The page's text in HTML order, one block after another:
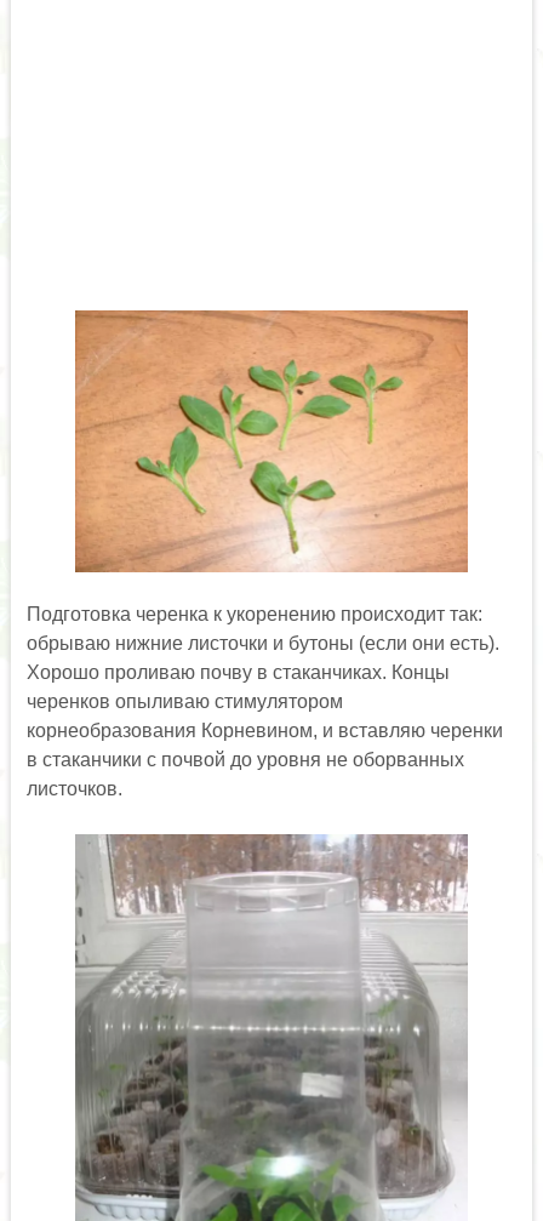
Подготовка черенка к укоренению происходит так:
обрываю нижние листочки и бутоны (если они есть).
Хорошо проливаю почву в стаканчиках. Концы
черенков опыливаю стимулятором
корнеобразования Корневином, и вставляю черенки
в стаканчики с почвой до уровня не оборванных
листочков.